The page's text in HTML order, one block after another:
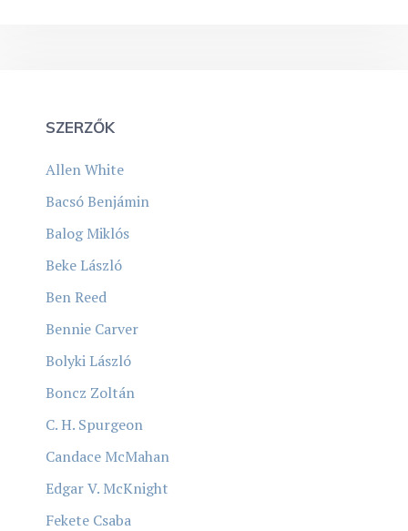
SZERZŐK
Allen White
Bacsó Benjámin
Balog Miklós
Beke László
Ben Reed
Bennie Carver
Bolyki László
Boncz Zoltán
C. H. Spurgeon
Candace McMahan
Edgar V. McKnight
Fekete Csaba